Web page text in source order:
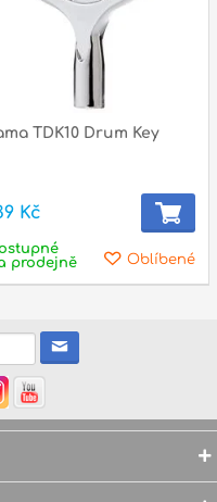
TDK10 Drum Key
Kč
Oblíbené
prodejně